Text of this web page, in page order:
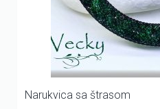
Narukvica sa štrasom